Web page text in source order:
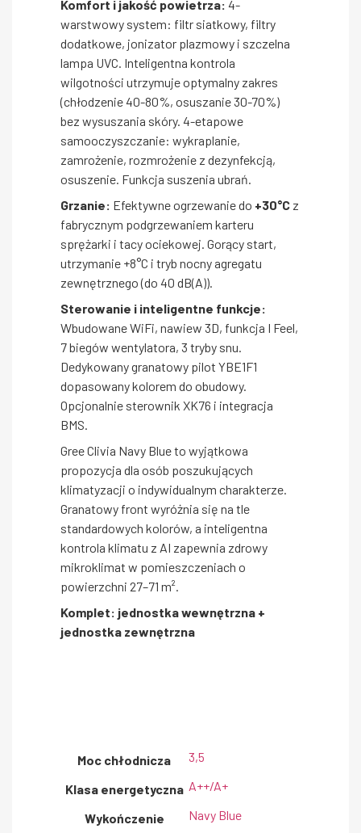
Komfort i jakość powietrza: 4-
warstwowy system: filtr siatkowy, filtry
dodatkowe, jonizator plazmowy i szczelna
lampa UVC. Inteligentna kontrola
wilgotności utrzymuje optymalny zakres
(chłodzenie 40-80%, osuszanie 30-70%)
bez wysuszania skóry. 4-etapowe
samooczyszczanie: wykraplanie,
zamrożenie, rozmrożenie z dezynfekcją,
osuszenie. Funkcja suszenia ubrań.
Grzanie: Efektywne ogrzewanie do +30°C z
fabrycznym podgrzewaniem karteru
sprężarki i tacy ociekowej. Gorący start,
utrzymanie +8°C i tryb nocny agregatu
zewnętrznego (do 40 dB(A)).
Sterowanie i inteligentne funkcje:
Wbudowane WiFi, nawiew 3D, funkcja I Feel,
7 biegów wentylatora, 3 tryby snu.
Dedykowany granatowy pilot YBE1F1
dopasowany kolorem do obudowy.
Opcjonalnie sterownik XK76 i integracja
BMS.
Gree Clivia Navy Blue to wyjątkowa
propozycja dla osób poszukujących
klimatyzacji o indywidualnym charakterze.
Granatowy front wyróżnia się na tle
standardowych kolorów, a inteligentna
kontrola klimatu z AI zapewnia zdrowy
mikroklimat w pomieszczeniach o
powierzchni 27–71 m².
Komplet: jednostka wewnętrzna +
jednostka zewnętrzna
Moc chłodnicza 3,5
Klasa energetyczna A++/A+
Wykończenie Navy Blue